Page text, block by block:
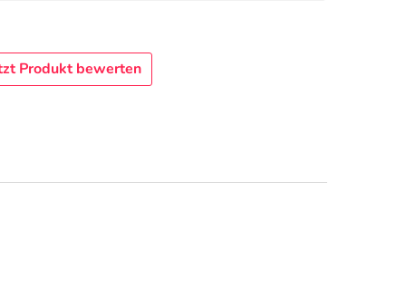
Produkt bewerten